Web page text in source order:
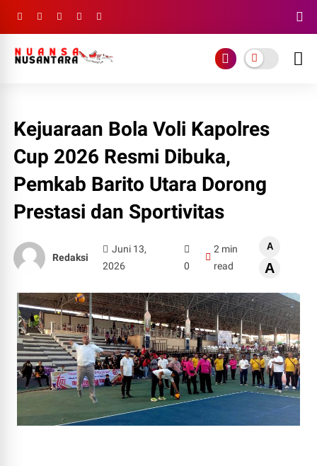
Kejuaraan Bola Voli Kapolres
Cup 2026 Resmi Dibuka,
Pemkab Barito Utara Dorong
Prestasi dan Sportivitas
Redaksi
Juni 13,
2026
0
2 min
read
A
A